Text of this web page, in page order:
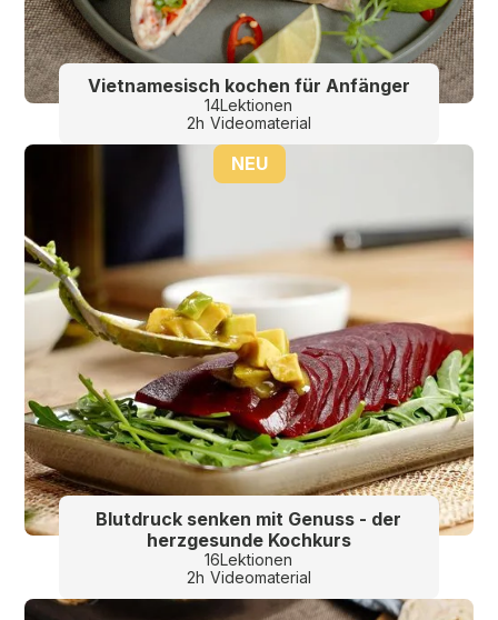
Rosenkohlauflauf mit Pilzen und Räuchertofu 41
Süss
Mousse au Chocolat 43
Frühstücksbrei – schnell zubereitet 44
Vietnamesisch kochen für Anfänger
14Lektionen
2h Videomaterial
NEU
Blutdruck senken mit Genuss - der
herzgesunde Kochkurs
16Lektionen
2h Videomaterial